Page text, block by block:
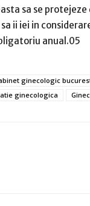
sa se
ii iei in
anual.05
ginecologic
ginecologica